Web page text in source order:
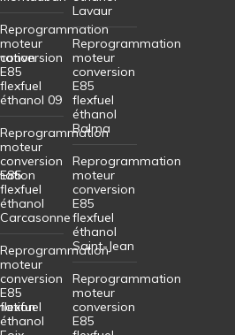
Reprogrammation
moteur
conversion
E85
flexfuel
éthanol 09
Reprogrammation
moteur
conversion
E85
flexfuel
éthanol
Carcasonne
Reprogrammation
moteur
conversion
E85
flexfuel
éthanol
Lavaur
Reprogrammation
moteur
conversion
E85
flexfuel
éthanol
Balma
Reprogrammation
moteur
conversion
E85
flexfuel
éthanol
Saint-Jean
Reprogrammation
moteur
conversion
E85